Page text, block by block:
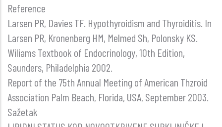
Reference
Larsen PR, Davies TF. Hypothyroidism and Thyroiditis. In
Larsen PR, Kronenberg HM, Melmed Sh, Polonsky KS.
Wiliams Textbook of Endocrinology, 10th Edition,
Saunders, Philadelphia 2002.
Report of the 75th Annual Meeting of American Thzroid
Association Palm Beach, Florida, USA, September 2003.
Sažetak